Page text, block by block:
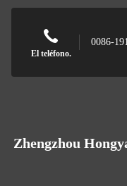
El teléfono.
0086-
Zhengzhou